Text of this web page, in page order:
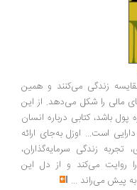
زندگی می‌کنند و همین
مالی را شکل می‌دهد. از این
باشد، کتابی درباره انسان
است... اوزل به‌جای ارائه
زندگی سرمایه‌گذاران،
را روایت می‌کند و از دل این
پیش می‌راند ...